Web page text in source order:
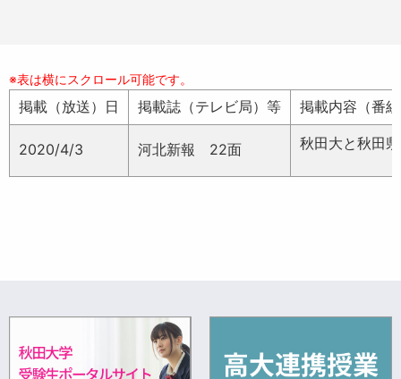
掲載（放送）日 掲載誌（テレビ局）等 掲載内容（番
2020/4/3 河北新報 22面 秋田大と秋田